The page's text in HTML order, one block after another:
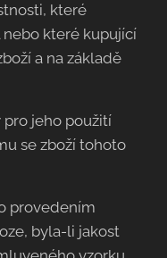
které
které kupující
a na základě
pro jeho použití
se zboží tohoto
provedením
byla-li jakost